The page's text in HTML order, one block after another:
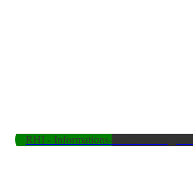
RHI - Informations- und Buchungsseite